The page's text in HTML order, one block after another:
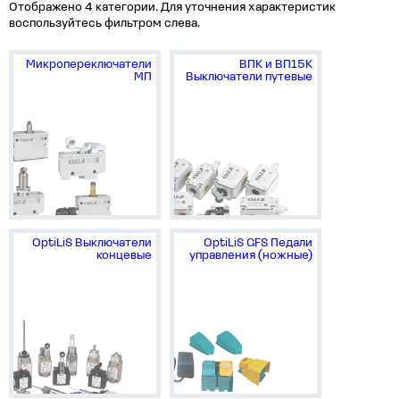
Отображено 4 категории. Для уточнения характеристик
воспользуйтесь фильтром слева.
Микропереключатели
МП
ВПК и ВП15К
Выключатели путевые
OptiLiS Выключатели
концевые
OptiLiS GFS Педали
управления (ножные)